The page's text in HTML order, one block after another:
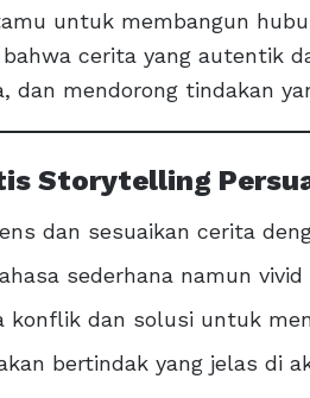
untuk membangun
cerita yang autentik
dan mendorong tindakan
Storytelling
dan sesuaikan cerita
sederhana namun
konflik dan solusi untuk
bertindak yang jelas di